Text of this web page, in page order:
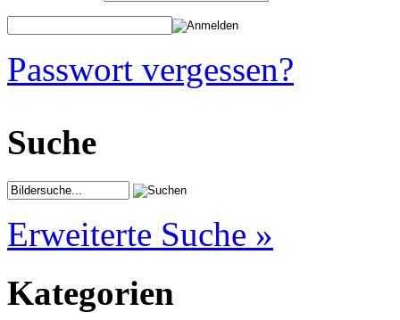
Passwort vergessen?
Suche
Erweiterte Suche »
Kategorien